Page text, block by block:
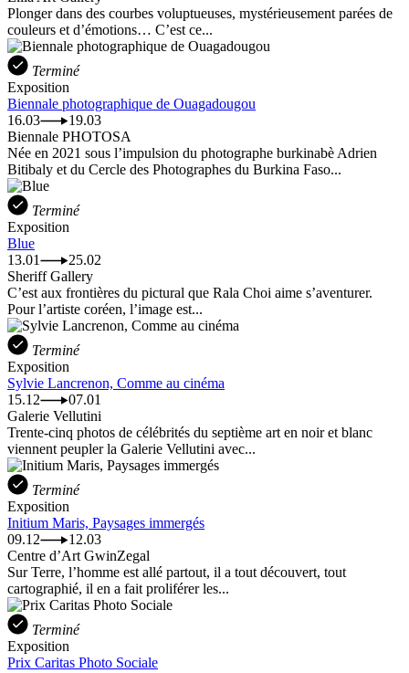
Plonger dans des courbes voluptueuses, mystérieusement parées de
couleurs et d’émotions… C’est ce...
Terminé
Exposition
Biennale photographique de Ouagadougou
16.03
19.03
Biennale PHOTOSA
Née en 2021 sous l’impulsion du photographe burkinabè Adrien
Bitibaly et du Cercle des Photographes du Burkina Faso...
Terminé
Exposition
Blue
13.01
25.02
Sheriff Gallery
C’est aux frontières du pictural que Rala Choi aime s’aventurer.
Pour l’artiste coréen, l’image est...
Terminé
Exposition
Sylvie Lancrenon, Comme au cinéma
15.12
07.01
Galerie Vellutini
Trente-cinq photos de célébrités du septième art en noir et blanc
viennent peupler la Galerie Vellutini avec...
Terminé
Exposition
Initium Maris, Paysages immergés
09.12
12.03
Centre d’Art GwinZegal
Sur Terre, l’homme est allé partout, il a tout découvert, tout
cartographié, il en a fait proliférer les...
Terminé
Exposition
Prix Caritas Photo Sociale